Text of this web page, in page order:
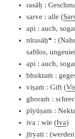
rasāḥ :
sarve : alle (
api : auch,
nīrasāḥ* :
saftlos,
api : auch,
bhuktaṁ :
viṣaṁ : Gift (
ghoraṁ :
pīyūṣam :
iva : wie (Iva)
jīryati :